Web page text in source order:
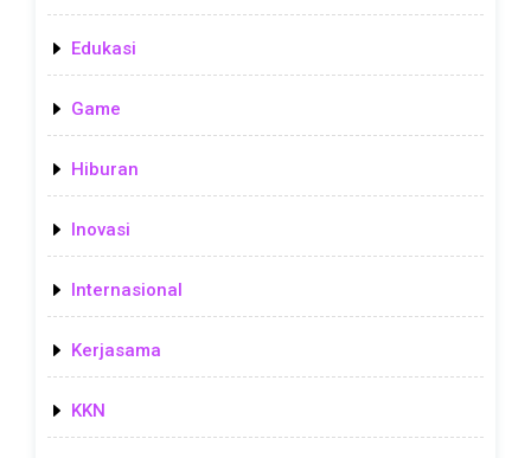
Edukasi
Game
Hiburan
Inovasi
Internasional
Kerjasama
KKN